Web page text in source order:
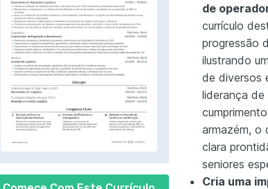
de
currículo
progressão
ilustrando
de diversos
liderança de
armazém, o
clara
seniores
Cria uma